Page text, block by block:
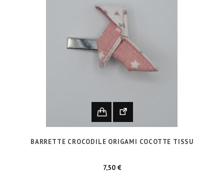
BARRETTE CROCODILE ORIGAMI COCOTTE TISSU
7,50 €Prix